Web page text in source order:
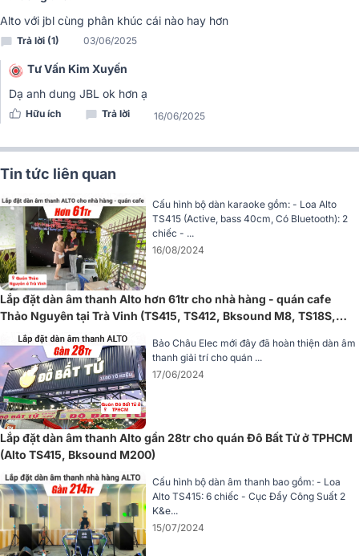
Với công suất RMS lên đến 450W và công suất peak 900W, TX18S
tiếng. Hệ thống EQ và bảo vệ dựa trên DSP của loa cho phép người
dùng điều chỉnh các chế độ EQ phù hợp với nhu cầu âm thanh, giúp
Thùng loa được làm từ MDF, gia cố bên trong để giảm cộng hưởng,
đảm bảo âm thanh không bị biến dạng. Cổng thông hơi phía trước
giúp loa tản nhiệt tốt hơn, đồng thời lớp phủ chống xước bảo vệ loa
khỏi các tác động vật lý trong quá trình vận chuyển. Loa cũng được
Alto với jbl cùng phân khúc cái nào hay hơn
Trả lời (1) 03/06/2025
Tư Vấn Kim Xuyến
Dạ anh dung JBL ok hơn ạ
Hữu ích Trả lời 16/06/2025
Tin tức liên quan
Cấu hình bộ dàn karaoke gồm: - Loa Alto
TS415 (Active, bass 40cm, Có Bluetooth): 2
chiếc - ...
16/08/2024
Lắp đặt dàn âm thanh Alto hơn 61tr cho nhà hàng - quán cafe
Thảo Nguyên tại Trà Vinh (TS415, TS412, Bksound M8, TS18S,
VM300)
Bảo Châu Elec mới đây đã hoàn thiện dàn âm
thanh giải trí cho quán ...
17/06/2024
Lắp đặt dàn âm thanh Alto gần 28tr cho quán Đô Bất Tử ở TPHCM
(Alto TS415, Bksound M200)
Cấu hình bộ dàn âm thanh bao gồm: - Loa
Alto TS415: 6 chiếc - Cục Đẩy Công Suất 2
K&e...
15/07/2024